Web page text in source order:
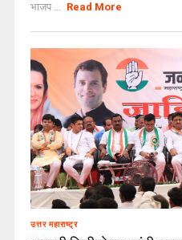
भाजप ... Read More
उत्तर महाराष्ट्र